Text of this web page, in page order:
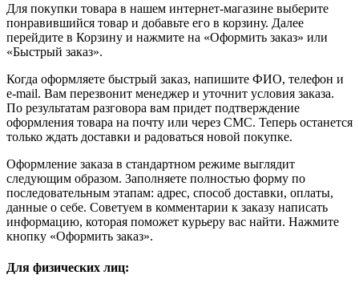
Для покупки товара в нашем интернет-магазине выберите
понравившийся товар и добавьте его в корзину. Далее
перейдите в Корзину и нажмите на «Оформить заказ» или
«Быстрый заказ».
Когда оформляете быстрый заказ, напишите ФИО, телефон и
e-mail. Вам перезвонит менеджер и уточнит условия заказа.
По результатам разговора вам придет подтверждение
оформления товара на почту или через СМС. Теперь останется
только ждать доставки и радоваться новой покупке.
Оформление заказа в стандартном режиме выглядит
следующим образом. Заполняете полностью форму по
последовательным этапам: адрес, способ доставки, оплаты,
данные о себе. Советуем в комментарии к заказу написать
информацию, которая поможет курьеру вас найти. Нажмите
кнопку «Оформить заказ».
Для физических лиц: